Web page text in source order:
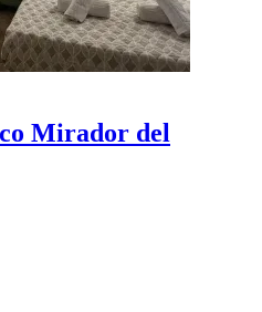
Mirador del